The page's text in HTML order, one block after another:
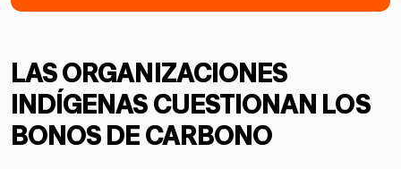
LAS ORGANIZACIONES
INDÍGENAS CUESTIONAN LOS
BONOS DE CARBONO